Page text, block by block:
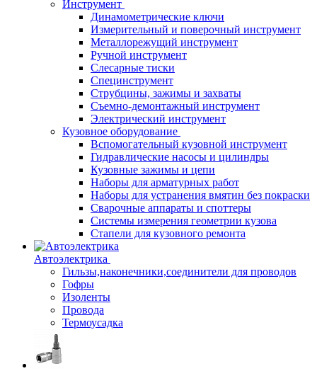
Инструмент
Динамометрические ключи
Измерительный и поверочный инструмент
Металлорежущий инструмент
Ручной инструмент
Слесарные тиски
Специнструмент
Струбцины, зажимы и захваты
Съемно-демонтажный инструмент
Электрический инструмент
Кузовное оборудование
Вспомогательный кузовной инструмент
Гидравлические насосы и цилиндры
Кузовные зажимы и цепи
Наборы для арматурных работ
Наборы для устранения вмятин без покраски
Сварочные аппараты и споттеры
Системы измерения геометрии кузова
Стапели для кузовного ремонта
Автоэлектрика
Гильзы,наконечники,соединители для проводов
Гофры
Изоленты
Провода
Термоусадка